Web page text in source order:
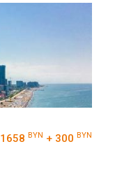
1658 BYN + 300 BYN